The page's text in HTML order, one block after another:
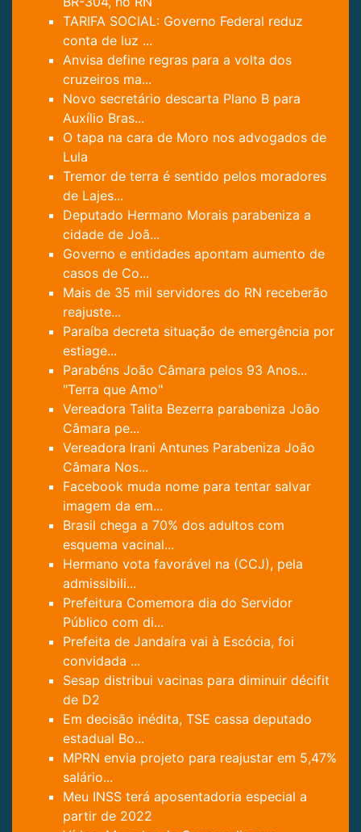
TARIFA SOCIAL: Governo Federal reduz
conta de luz ...
Anvisa define regras para a volta dos
cruzeiros ma...
Novo secretário descarta Plano B para
Auxílio Bras...
O tapa na cara de Moro nos advogados de
Lula
Tremor de terra é sentido pelos moradores
de Lajes...
Deputado Hermano Morais parabeniza a
cidade de Joã...
Governo e entidades apontam aumento de
casos de Co...
Mais de 35 mil servidores do RN receberão
reajuste...
Paraíba decreta situação de emergência por
estiage...
Parabéns João Câmara pelos 93 Anos...
"Terra que Amo"
Vereadora Talita Bezerra parabeniza João
Câmara pe...
Vereadora Irani Antunes Parabeniza João
Câmara Nos...
Facebook muda nome para tentar salvar
imagem da em...
Brasil chega a 70% dos adultos com
esquema vacinal...
Hermano vota favorável na (CCJ), pela
admissibili...
Prefeitura Comemora dia do Servidor
Público com di...
Prefeita de Jandaíra vai à Escócia, foi
convidada ...
Sesap distribui vacinas para diminuir décifit
de D2
Em decisão inédita, TSE cassa deputado
estadual Bo...
MPRN envia projeto para reajustar em 5,47%
salário...
Meu INSS terá aposentadoria especial a
partir de 2022